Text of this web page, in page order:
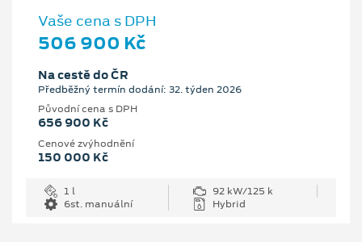
Vaše cena s DPH
506 900 Kč
Na cestě do ČR
Předběžný termín dodání: 32. týden 2026
Původní cena s DPH
656 900 Kč
Cenové zvýhodnění
150 000 Kč
1 l
92 kW/125 k
6st. manuální
Hybrid